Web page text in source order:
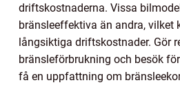
driftskostnaderna. Vissa
bränsleeffektiva än andra, vilket
långsiktiga driftskostnader. Gör
bränsleförbrukning och besök
få en uppfattning om